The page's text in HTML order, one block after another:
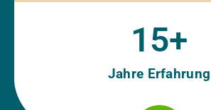
Jahre Erfahrung
15+